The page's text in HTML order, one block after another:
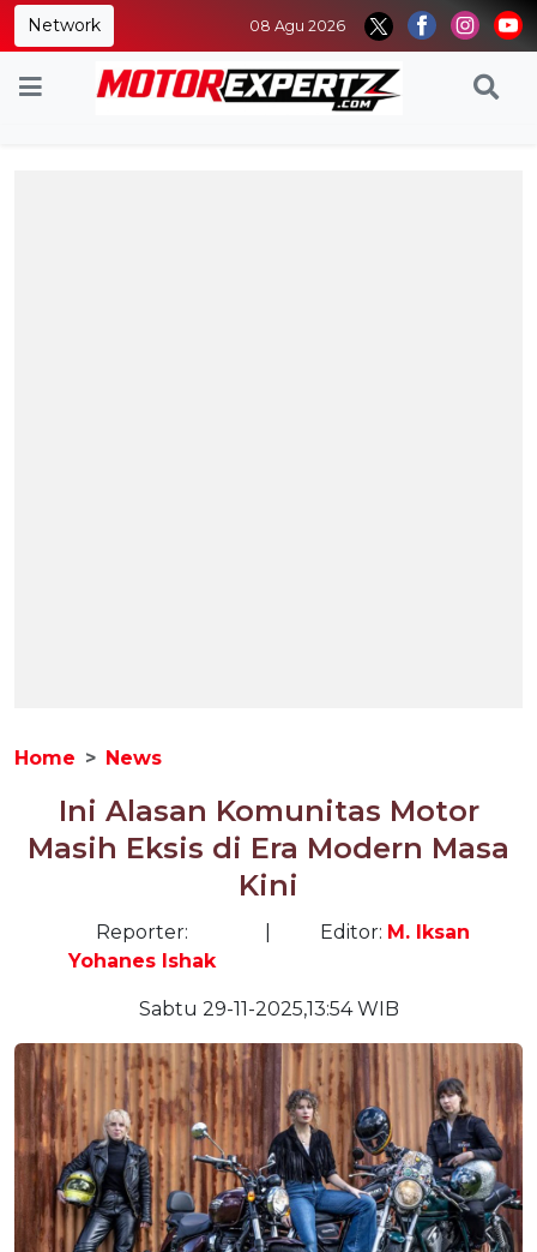
Network 08 Agu 2026
Home News
Ini Alasan Komunitas Motor
Masih Eksis di Era Modern Masa
Kini
Reporter:
Yohanes Ishak
Editor: M. Iksan
Sabtu 29-11-2025,13:54 WIB